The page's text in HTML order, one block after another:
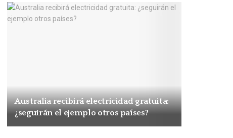
Australia recibirá electricidad gratuita:
¿seguirán el ejemplo otros países?